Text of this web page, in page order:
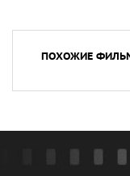
ПОХОЖИЕ